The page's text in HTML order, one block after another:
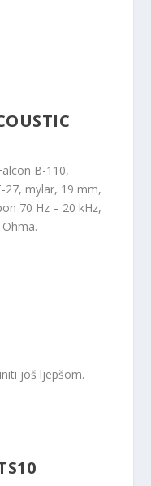
B-110,
27, mylar, 19 mm,
70 Hz – 20 kHz,
još ljepšom.